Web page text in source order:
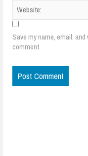
Save my name, email,
comment.